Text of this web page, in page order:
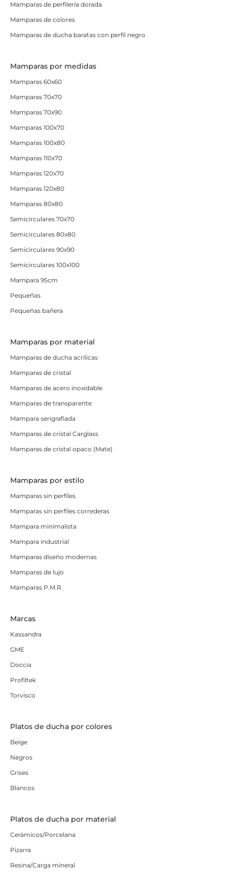
Mamparas de perfilería dorada
Mamparas de colores
Mamparas de ducha baratas con perfil negro
Mamparas por medidas
Mamparas 60x60
Mamparas 70x70
Mamparas 70x90
Mamparas 100x70
Mamparas 100x80
Mamparas 110x70
Mamparas 120x70
Mamparas 120x80
Mamparas 80x80
Semicirculares 70x70
Semicirculares 80x80
Semicirculares 90x90
Semicirculares 100x100
Mampara 95cm
Pequeñas
Pequeñas bañera
Mamparas por material
Mamparas de ducha acrílicas
Mamparas de cristal
Mamparas de acero inoxidable
Mamparas de transparente
Mampara serigrafiada
Mamparas de cristal Carglass
Mamparas de cristal opaco (Mate)
Mamparas por estilo
Mamparas sin perfiles
Mamparas sin perfiles correderas
Mampara minimalista
Mampara industrial
Mamparas diseño modernas
Mamparas de lujo
Mamparas P.M.R.
Marcas
Kassandra
GME
Doccia
Profiltek
Torvisco
Platos de ducha por colores
Beige
Negros
Grises
Blancos
Platos de ducha por material
Cerámicos/Porcelana
Pizarra
Resina/Carga mineral